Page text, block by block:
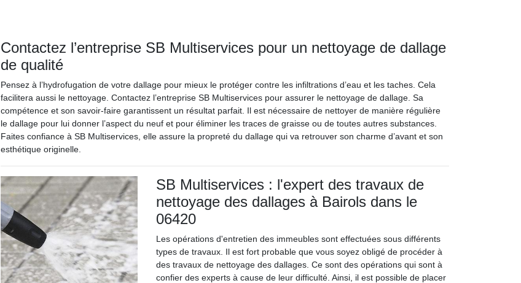
Contactez l’entreprise SB Multiservices pour un nettoyage de dallage
de qualité
Pensez à l’hydrofugation de votre dallage pour mieux le protéger contre les infiltrations d’eau et les taches. Cela
facilitera aussi le nettoyage. Contactez l’entreprise SB Multiservices pour assurer le nettoyage de dallage. Sa
compétence et son savoir-faire garantissent un résultat parfait. Il est nécessaire de nettoyer de manière régulière
le dallage pour lui donner l’aspect du neuf et pour éliminer les traces de graisse ou de toutes autres substances.
Faites confiance à SB Multiservices, elle assure la propreté du dallage qui va retrouver son charme d’avant et son
esthétique originelle.
SB Multiservices : l'expert des travaux de
nettoyage des dallages à Bairols dans le
06420
Les opérations d'entretien des immeubles sont effectuées sous différents
types de travaux. Il est fort probable que vous soyez obligé de procéder à
des travaux de nettoyage des dallages. Ce sont des opérations qui sont à
confier des experts à cause de leur difficulté. Ainsi, il est possible de placer